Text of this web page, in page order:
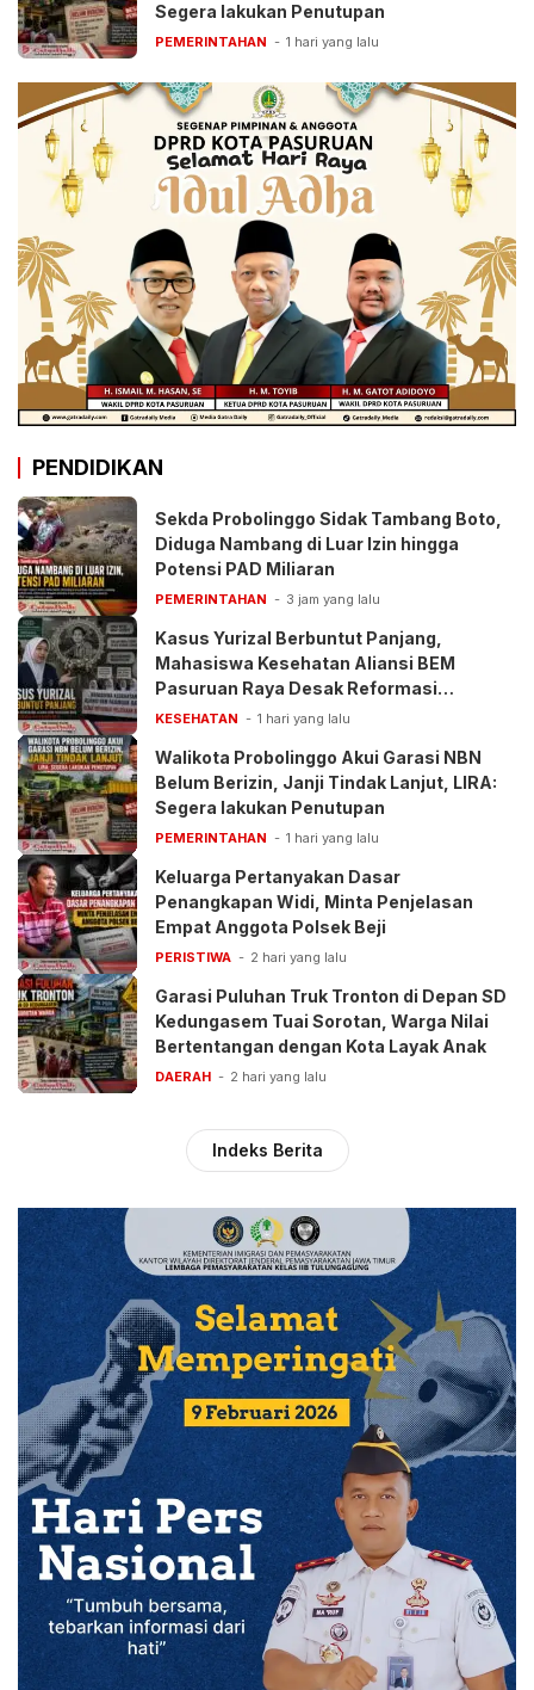
Segera lakukan Penutupan
PEMERINTAHAN 1 hari yang lalu
PENDIDIKAN
Sekda Probolinggo Sidak Tambang Boto,
Diduga Nambang di Luar Izin hingga
Potensi PAD Miliaran
PEMERINTAHAN 3 jam yang lalu
Kasus Yurizal Berbuntut Panjang,
Mahasiswa Kesehatan Aliansi BEM
Pasuruan Raya Desak Reformasi
Pelayanan BPJS
KESEHATAN 1 hari yang lalu
Walikota Probolinggo Akui Garasi NBN
Belum Berizin, Janji Tindak Lanjut, LIRA:
Segera lakukan Penutupan
PEMERINTAHAN 1 hari yang lalu
Keluarga Pertanyakan Dasar
Penangkapan Widi, Minta Penjelasan
Empat Anggota Polsek Beji
PERISTIWA 2 hari yang lalu
Garasi Puluhan Truk Tronton di Depan SD
Kedungasem Tuai Sorotan, Warga Nilai
Bertentangan dengan Kota Layak Anak
DAERAH 2 hari yang lalu
Indeks Berita